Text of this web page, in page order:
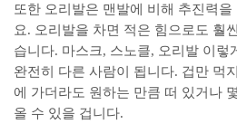
또한 오리발은 맨발에 비해 추진력
요. 오리발을 차면 적은 힘으로도 훨
습니다. 마스크, 스노클, 오리발 이렇
완전히 다른 사람이 됩니다. 겁만 먹
에 가더라도 원하는 만큼 떠 있거나
올 수 있을 겁니다.